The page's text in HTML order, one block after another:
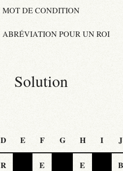
MOT DE CONDITION
ABRÉVIATION POUR UN ROI
Solution
D E F G H I J
R E E B